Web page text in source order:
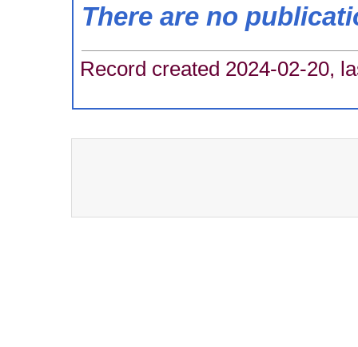
There are no
Record created 2024-02-20,